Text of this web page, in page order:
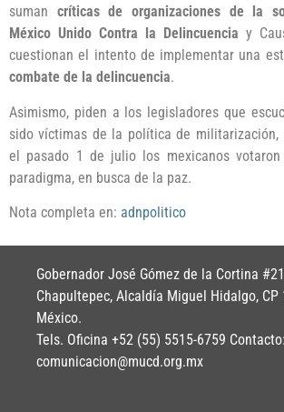
suman críticas de organizaciones de la
México Unido Contra la Delincuencia y
cuestionan el intento de implementar una
combate de la delincuencia.
Asimismo, piden a los legisladores que
sido víctimas de la política de militarización,
el pasado 1 de julio los mexicanos
paradigma, en busca de la paz.
Nota completa en: adnpolitico
Gobernador José Gómez de la Cortina
Chapultepec, Alcaldía Miguel Hidalgo, CP
México.
Tels. Oficina +52 (55) 5515-6759 Contacto:
comunicacion@mucd.org.mx